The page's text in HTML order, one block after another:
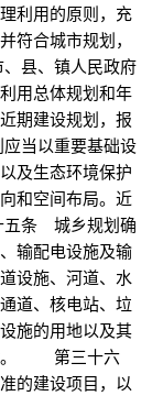
利用的原则，充
符合城市规划，
县、镇人民政府
用总体规划和年
期建设规划，报
当以重要基础设
及生态环境保护
和空间布局。近
条 城乡规划确
输配电设施及输
设施、河道、水
道、核电站、垃
施的用地以及其
途。 第三十六
的建设项目，以